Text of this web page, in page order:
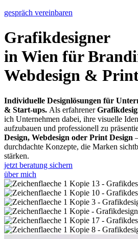
gespräch vereinbaren
Grafikdesigner
in Wien für
Webdesign &
Individuelle Designlösungen für
& Start-ups. Als erfahrener
ich Unternehmen dabei, ihre visuelle
aufzubauen und professionell zu
Design, Webdesign oder Print Design
durchdachte Konzepte, die Marken
stärken.
jetzt beratung sichern
über mich